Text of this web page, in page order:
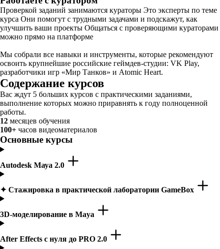
Проверкой заданий занимаются кураторы Это эксперты по теме
курса Они помогут с трудными задачами и подскажут, как
улучшить ваши проекты Общаться с проверяющими кураторами
можно прямо на платформе
Мы собрали все навыки и инструменты, которые рекомендуют
освоить крупнейшие российские геймдев-студии: VK Play,
разработчики игр «Мир Танков» и Atomic Heart.
Содержание курсов
Вас ждут 5 больших курсов с практическими заданиями,
выполнение которых можно приравнять к году полноценной
работы.
12 месяцев обучения
100+ часов видеоматериалов
Основные курсы
Autodesk Мауа 2.0
✦ Стажировка в практической лаборатории GameBox
3D-моделирование в Maya
After Effects с нуля до PRO 2.0